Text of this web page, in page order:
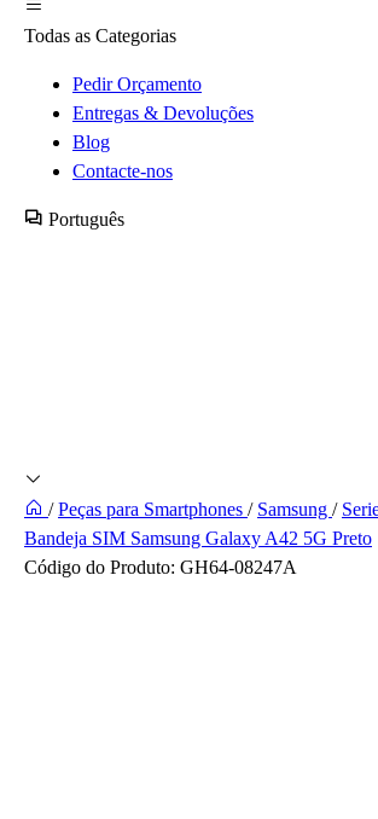
Todas as Categorias
Pedir Orçamento
Entregas & Devoluções
Blog
Contacte-nos
Português
/ Peças para Smartphones / Samsung /
Bandeja SIM Samsung Galaxy A42 5G Preto
Código do Produto: GH64-08247A